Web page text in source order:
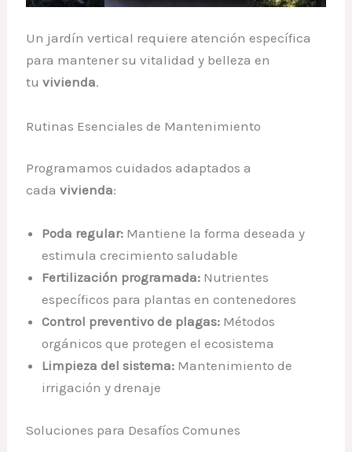
Un jardín vertical requiere atención específica
para mantener su vitalidad y belleza en
tuvivienda.
Rutinas Esenciales de Mantenimiento
Programamos cuidados adaptados a
cadavivienda:
Poda regular: Mantiene la forma deseada y
estimula crecimiento saludable
Fertilización programada: Nutrientes
específicos para plantas en contenedores
Control preventivo de plagas: Métodos
orgánicos que protegen el ecosistema
Limpieza del sistema: Mantenimiento de
irrigación y drenaje
Soluciones para Desafíos Comunes